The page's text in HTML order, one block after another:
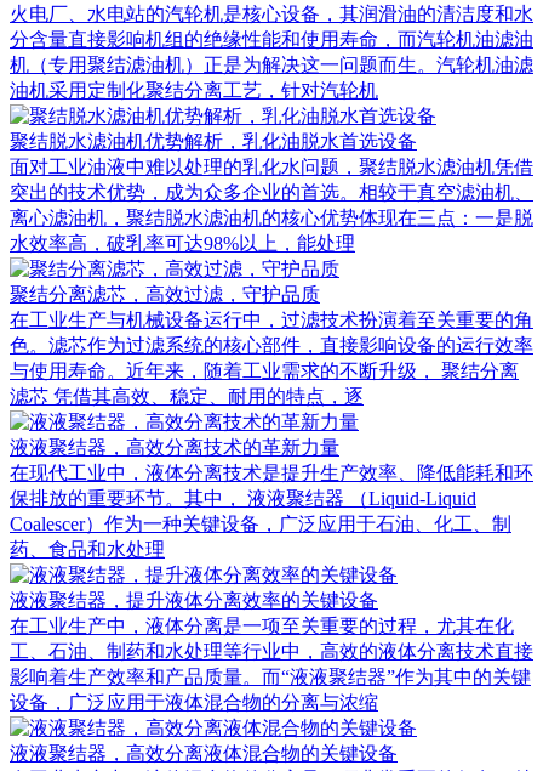
火电厂、水电站的汽轮机是核心设备，其润滑油的清洁度和水
分含量直接影响机组的绝缘性能和使用寿命，而汽轮机油滤油
机（专用聚结滤油机）正是为解决这一问题而生。汽轮机油滤
油机采用定制化聚结分离工艺，针对汽轮机
聚结脱水滤油机优势解析，乳化油脱水首选设备
面对工业油液中难以处理的乳化水问题，聚结脱水滤油机凭借
突出的技术优势，成为众多企业的首选。相较于真空滤油机、
离心滤油机，聚结脱水滤油机的核心优势体现在三点：一是脱
水效率高，破乳率可达98%以上，能处理
聚结分离滤芯，高效过滤，守护品质
在工业生产与机械设备运行中，过滤技术扮演着至关重要的角
色。滤芯作为过滤系统的核心部件，直接影响设备的运行效率
与使用寿命。近年来，随着工业需求的不断升级， 聚结分离
滤芯 凭借其高效、稳定、耐用的特点，逐
液液聚结器，高效分离技术的革新力量
在现代工业中，液体分离技术是提升生产效率、降低能耗和环
保排放的重要环节。其中， 液液聚结器 （Liquid-Liquid
Coalescer）作为一种关键设备，广泛应用于石油、化工、制
药、食品和水处理
液液聚结器，提升液体分离效率的关键设备
在工业生产中，液体分离是一项至关重要的过程，尤其在化
工、石油、制药和水处理等行业中，高效的液体分离技术直接
影响着生产效率和产品质量。而“液液聚结器”作为其中的关键
设备，广泛应用于液体混合物的分离与浓缩
液液聚结器，高效分离液体混合物的关键设备